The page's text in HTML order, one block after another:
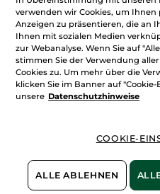
L'Evidence
Eau
de
Parfum
50
ml
IN DEN
Freie Versandkosten
Lieferung zwischen
100 % zufrieden oder
Preisangaben inkl.
Höhe von 3,99 €
ES GELTEN UNSERE
verwenden wir Cookies, um
Anzeigen zu präsentieren, die an
Ihnen mit sozialen Medien
zur Webanalyse. Wenn Sie auf
stimmen Sie der Verwendung
Cookies zu. Um mehr über die
klicken Sie im Banner auf
unsere Datenschutzhinweise
COOKIE-
ALLE ABLEHNEN